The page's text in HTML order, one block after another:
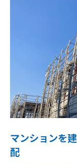
マンションを
配